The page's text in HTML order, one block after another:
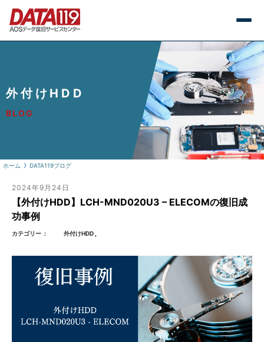
外付けHDD
BLOG
ホーム DATA119ブログ
2024年9月24日
【外付けHDD】LCH-MND020U3 – ELECOMの復旧成
功事例
カテゴリー 外付けHDD